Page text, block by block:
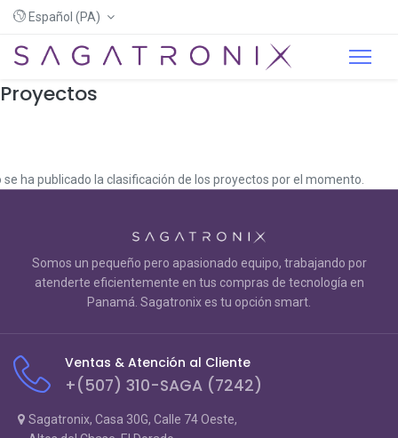
Español (PA)
Proyectos
se ha publicado la clasificación de los proyectos por el momento.
Somos un pequeño pero apasionado equipo, trabajando por
atenderte eficientemente en tus compras de tecnología en
Panamá. Sagatronix es tu opción smart.
Ventas & Atención al Cliente
+(507) 310-SAGA (7242)
Sagatronix, Casa 30G, Calle 74 Oeste,